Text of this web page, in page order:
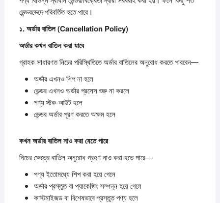
ভেন্ডরভেদে পরিবর্তিত হতে পারে।
১.অর্ডারবাতিল (Cancellation Policy)
অর্ডারকখনবাতিলকরাযাবে
গ্রাহক সাধারণত নিচের পরিস্থিতিতে অর্ডার বাতিলের অনুরোধ করতে পারবেন—
অর্ডার এখনও শিপ না হলে
ভেন্ডর এখনও অর্ডার প্রসেস শুরু না করলে
পণ্য স্টক-আউট হলে
ভেন্ডর অর্ডার পূরণ করতে অক্ষম হলে
কখনঅর্ডারবাতিলনাওকরাযেতেপারে
নিচের ক্ষেত্রে বাতিল অনুরোধ গ্রহণ নাও করা হতে পারে—
পণ্য ইতোমধ্যে শিপ করা হয়ে গেলে
অর্ডার প্রস্তুত বা প্যাকেজিং সম্পন্ন হয়ে গেলে
কাস্টমাইজড বা বিশেষভাবে প্রস্তুত পণ্য হলে